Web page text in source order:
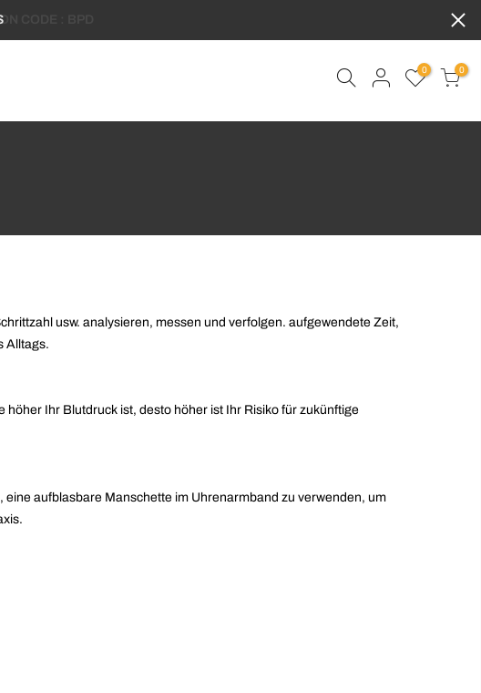
0 0
usw. analysieren, messen und verfolgen. aufgewendete Zeit,
Alltags.
Ihr Blutdruck ist, desto höher ist Ihr Risiko für zukünftige
aufblasbare Manschette im Uhrenarmband zu verwenden, um